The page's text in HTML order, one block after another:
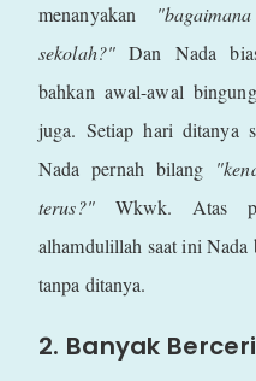
menanyakan
sekolah?"Dan Nada
bahkan awal-awal
juga. Setiap hari ditanya
Nada pernah bilang
terus?"Wkwk. Atas
alhamdulillah saat ini Nada
tanpa ditanya.
2. Banyak